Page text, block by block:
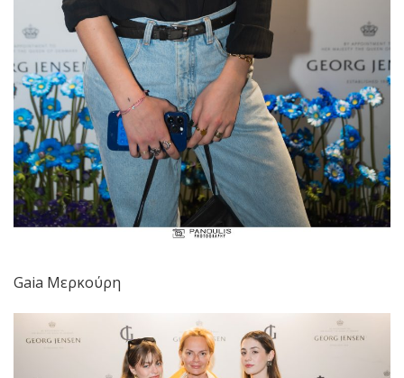
Gaia Μερκούρη